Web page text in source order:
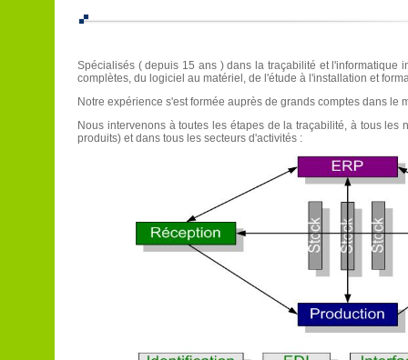
Spécialisés ( depuis 15 ans ) dans la traçabilité et l'informatique
complètes, du logiciel au matériel, de l'étude à l'installation et
Notre expérience s'est formée auprès de grands comptes dans le
Nous intervenons à toutes les étapes de la traçabilité, à tous les
produits) et dans tous les secteurs d'activités :